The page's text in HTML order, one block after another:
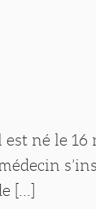
né le 16
[...]